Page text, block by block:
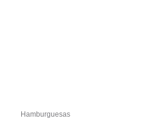
Hamburguesas